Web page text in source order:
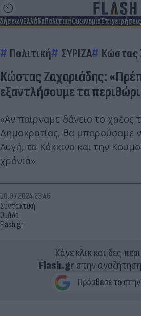
ΕλλάδαΠολιτικήΟικονομίαΕπιχειρήσεις
Πολιτική ΣΥΡΙΖΑ Κώστας
Κώστας Ζαχαριάδης:
εξαντλήσουμε τα
«Αν παίρναμε δάνειο το χρέος
Δημοκρατίας, θα μπορούσαμε
Αυγή, το Κόκκινο και την
χρόνια».
Συντακτική
Ομάδα
Flash.gr
10.07.2024 23:46
Κάνε κλικ και δες
Flash.grστην